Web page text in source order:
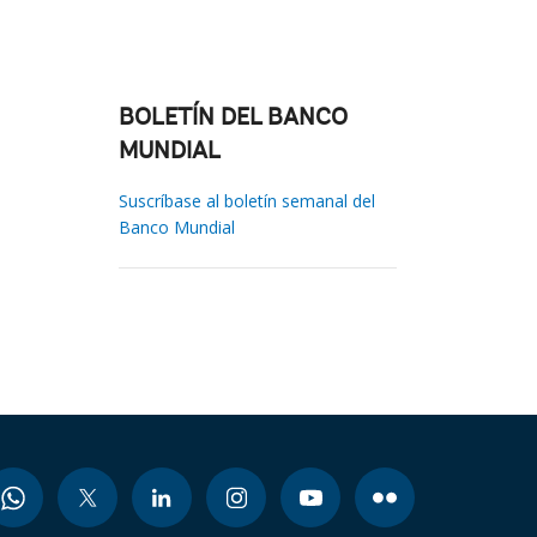
BOLETÍN DEL BANCO
MUNDIAL
Suscríbase al boletín semanal del
Banco Mundial